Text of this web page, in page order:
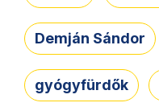
Demján Sándor
gyógyfürdők